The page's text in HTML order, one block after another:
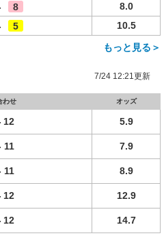
8
8.0
5
10.5
もっと見る＞
7/24 12:21更新
わせ オッズ
12 5.9
11 7.9
11 8.9
12 12.9
12 14.7